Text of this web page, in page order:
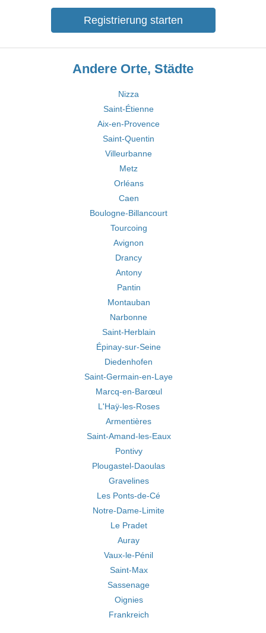
Registrierung starten
Andere Orte, Städte
Nizza
Saint-Étienne
Aix-en-Provence
Saint-Quentin
Villeurbanne
Metz
Orléans
Caen
Boulogne-Billancourt
Tourcoing
Avignon
Drancy
Antony
Pantin
Montauban
Narbonne
Saint-Herblain
Épinay-sur-Seine
Diedenhofen
Saint-Germain-en-Laye
Marcq-en-Barœul
L'Haÿ-les-Roses
Armentières
Saint-Amand-les-Eaux
Pontivy
Plougastel-Daoulas
Gravelines
Les Ponts-de-Cé
Notre-Dame-Limite
Le Pradet
Auray
Vaux-le-Pénil
Saint-Max
Sassenage
Oignies
Frankreich